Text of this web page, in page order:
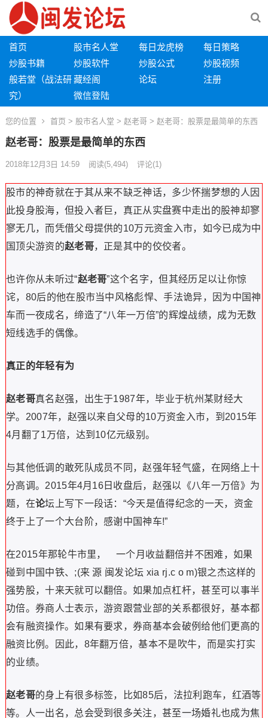
首页 股市名人堂 每日龙虎榜
每日策略
炒股书籍
炒股软件 炒股公式
炒股视频
般若堂（战法研
究）
藏经阁 论坛
注册
微信登陆
您的位置 首页 > 股市名人堂 > 赵老哥 > 赵老哥：股票是最简单的东西
赵老哥：股票是最简单的东西
2018年12月3日 14:59 阅读(5,494) 评论(1)
股市的神奇就在于其从来不缺乏神话，多少怀揣梦想的人因
此投身股海，但投入者巨，真正从实盘赛中走出的股神却寥
寥无几，而凭借父母提供的10万元资金入市，如今已成为中
国顶尖游资的赵老哥，正是其中的佼佼者。
也许你从未听过“赵老哥”这个名字，但其经历足以让你惊
诧，80后的他在股市当中风格彪悍、手法诡异，因为中国神
车而一夜成名，缔造了“八年一万倍”的辉煌战绩，成为无数
短线选手的偶像。
真正的年轻有为
赵老哥真名赵强，出生于1987年，毕业于杭州某财经大
学。2007年，赵强以来自父母的10万资金入市，到2015年
4月翻了1万倍，达到10亿元级别。
与其他低调的敢死队成员不同，赵强年轻气盛，在网络上十
分高调。2015年4月16日收盘后，赵强以《八年一万倍》为
题，在论坛上写下一段话：“今天是值得纪念的一天，资金
终于上了一个大台阶，感谢中国神车!”
在2015年那轮牛市里， 一个月收益翻倍并不困难，如果
碰到中国中铁、;(来 源 闽发论坛 xia rj.c o m)银之杰这样的
强势股，十来天就可以翻倍。如果加点杠杆，甚至可以事半
功倍。券商人士表示，游资跟营业部的关系都很好，基本都
会有融资操作。如果有要求，券商基本会破例给他们更高的
融资比例。因此，8年翻万倍，基本不是吹牛，而是实打实
的业绩。
赵老哥的身上有很多标签，比如85后，法拉利跑车，红酒等
等。人一出名，总会受到很多关注，甚至一场婚礼也成为焦